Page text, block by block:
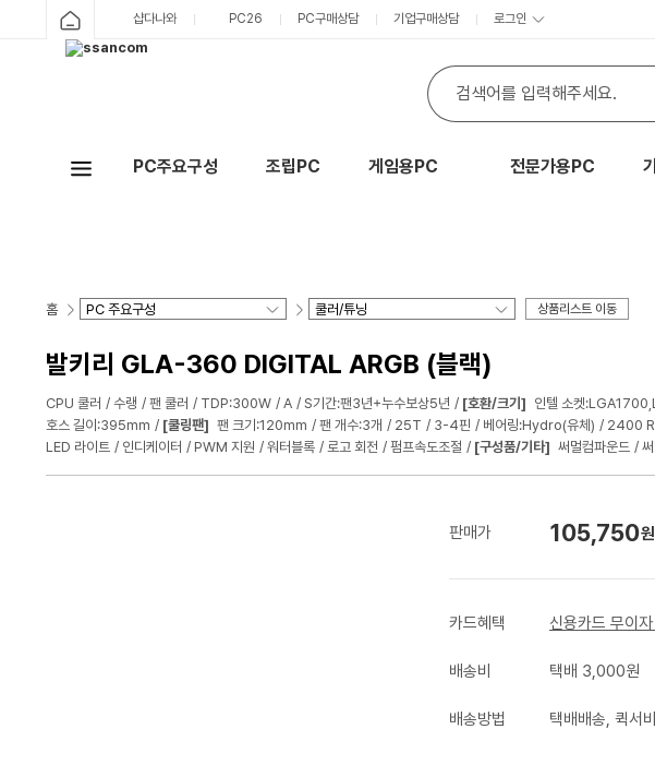
샵다나와 PC26 PC구매상담 기업구매상담 로그인
PC주요구성 조립PC 게임용PC 전문가용PC
홈 상품리스트 이동
발키리 GLA-360 DIGITAL ARGB (블랙)
CPU 쿨러 수랭 팬 쿨러 TDP:300W A S기간:팬3년+누수보상5년 [호환/크기] 인텔 소켓
호스 길이:395mm
[쿨링팬] 팬 크기:120mm 팬 개수:3개 25T 3-4핀 베어링:Hydro(유체) 2400
LED 라이트
인디케이터 PWM 지원 워터블록 로고 회전 펌프속도조절 [구성품/기타] 써멀컴파운드
판매가 105,750원
카드혜택 신용카드 무이
배송비 택배 3,000원
배송방법 택배배송, 퀵서